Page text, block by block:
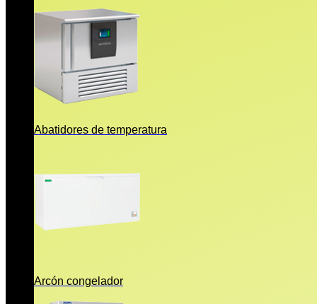
Abatidores de temperatura
Arcón congelador